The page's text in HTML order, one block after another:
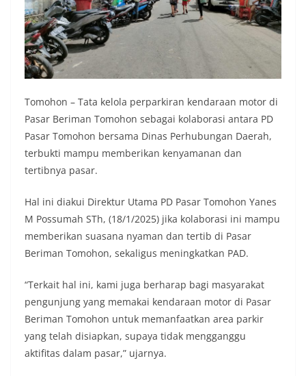
Tomohon – Tata kelola perparkiran kendaraan motor di
Pasar Beriman Tomohon sebagai kolaborasi antara PD
Pasar Tomohon bersama Dinas Perhubungan Daerah,
terbukti mampu memberikan kenyamanan dan
tertibnya pasar.
Hal ini diakui Direktur Utama PD Pasar Tomohon Yanes
M Possumah STh, (18/1/2025) jika kolaborasi ini mampu
memberikan suasana nyaman dan tertib di Pasar
Beriman Tomohon, sekaligus meningkatkan PAD.
“Terkait hal ini, kami juga berharap bagi masyarakat
pengunjung yang memakai kendaraan motor di Pasar
Beriman Tomohon untuk memanfaatkan area parkir
yang telah disiapkan, supaya tidak mengganggu
aktifitas dalam pasar,” ujarnya.